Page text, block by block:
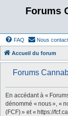
Forums
FAQ Nous
Accueil du forum
Forums
En accédant à «
dénommé « nous », «
(FCF) » et « https://